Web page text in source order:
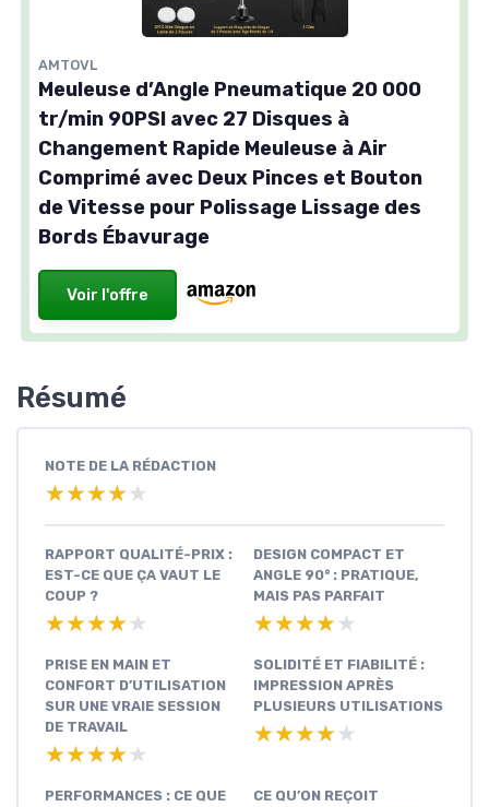
AMTOVL
Meuleuse d’Angle Pneumatique 20 000
tr/min 90PSI avec 27 Disques à
Changement Rapide Meuleuse à Air
Comprimé avec Deux Pinces et Bouton
de Vitesse pour Polissage Lissage des
Bords Ébavurage
Voir l'offre
Résumé
NOTE DE LA RÉDACTION
★★★★★
★★★★★
RAPPORT QUALITÉ-PRIX :
EST-CE QUE ÇA VAUT LE
COUP ?
★★★★★
★★★★★
DESIGN COMPACT ET
ANGLE 90° : PRATIQUE,
MAIS PAS PARFAIT
★★★★★
★★★★★
PRISE EN MAIN ET
CONFORT D’UTILISATION
SUR UNE VRAIE SESSION
DE TRAVAIL
★★★★★
★★★★★
SOLIDITÉ ET FIABILITÉ :
IMPRESSION APRÈS
PLUSIEURS UTILISATIONS
★★★★★
★★★★★
PERFORMANCES : CE QUE
CE QU’ON REÇOIT